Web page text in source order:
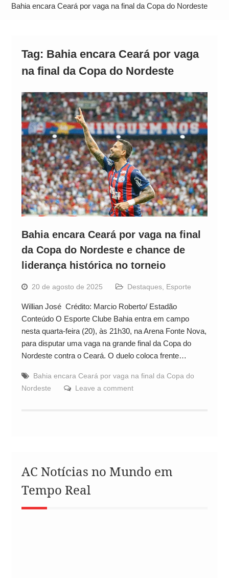
Operação Ágio: Ação policial na Bahia prende 14
Bahia encara Ceará por vaga na final da Copa do Nordeste
Tag: Bahia encara Ceará por vaga
na final da Copa do Nordeste
Bahia encara Ceará por vaga na final
da Copa do Nordeste e chance de
liderança histórica no torneio
20 de agosto de 2025 Destaques, Esporte
Willian José Crédito: Marcio Roberto/ Estadão
Conteúdo O Esporte Clube Bahia entra em campo
nesta quarta-feira (20), às 21h30, na Arena Fonte Nova,
para disputar uma vaga na grande final da Copa do
Nordeste contra o Ceará. O duelo coloca frente…
Bahia encara Ceará por vaga na final da Copa do
Nordeste
Leave a comment
AC Notícias no Mundo em
Tempo Real